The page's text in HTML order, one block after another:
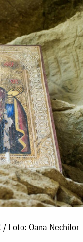
Foto: Oana Nechifor